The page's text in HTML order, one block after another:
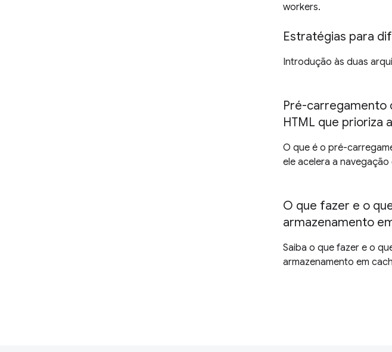
workers.
Estratégias para
Introdução às duas
Pré-carregamento
HTML que prioriza
O que é o pré-
ele acelera a
O que fazer e o
armazenamento
Saiba o que fazer e o
armazenamento em